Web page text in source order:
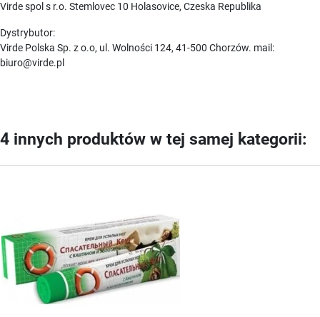
Virde spol s r.o. Stemlovec 10 Holasovice, Czeska Republika
Dystrybutor:
Virde Polska Sp. z o.o, ul. Wolności 124, 41-500 Chorzów. mail:
biuro@virde.pl
4 innych produktów w tej samej kategorii: